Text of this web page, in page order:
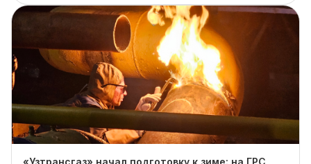
«Узтрансгаз» начал подготовку к зиме: на ГРС